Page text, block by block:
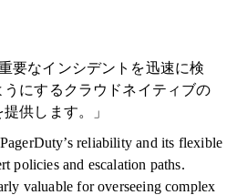
要なインシデントを迅速に検
にするクラウドネイティブの
供します。」
reliability and its flexible
policies and escalation paths.
valuable for overseeing complex